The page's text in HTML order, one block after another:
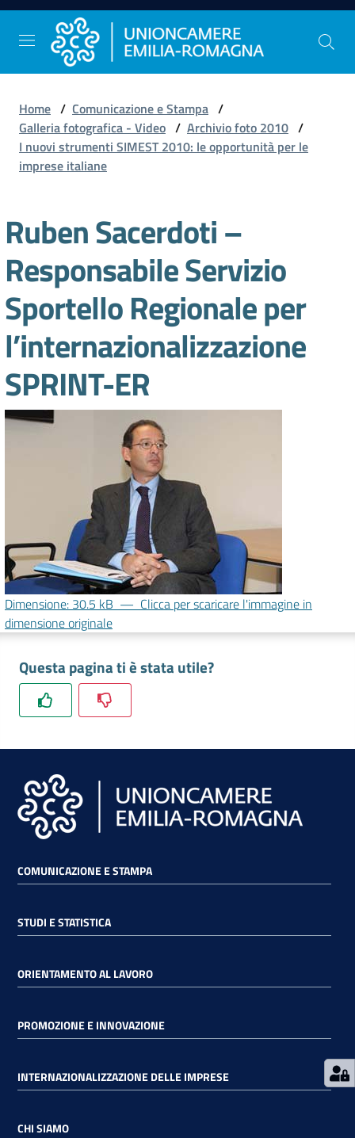
Vai al contenuto
Vai alla navigazione
Vai al footer
Comunicazione
e
Stampa
Studi
e
Statistica
Orientamento
al
Promozione
Internazionalizzazione
delle
Imprese
Chi
RSS
Seguici
Home / Comunicazione e Stampa /
Galleria fotografica - Video / Archivio foto 2010 /
I nuovi strumenti SIMEST 2010: le opportunità per le
imprese italiane
Ruben Sacerdoti –
Responsabile Servizio
Sportello Regionale per
l’internazionalizzazione
SPRINT-ER
Dimensione: 30.5 kB — Clicca per scaricare l'immagine in
dimensione originale
Questa pagina ti è stata utile?
COMUNICAZIONE E STAMPA
STUDI E STATISTICA
ORIENTAMENTO AL LAVORO
PROMOZIONE E INNOVAZIONE
INTERNAZIONALIZZAZIONE DELLE IMPRESE
CHI SIAMO